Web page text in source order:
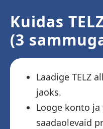
Kuidas
(3
Laadige TELZ
jaoks.
Looge konto
saadaolevaid